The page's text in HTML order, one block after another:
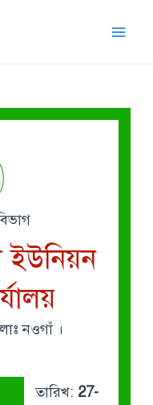
ইউনিয়ন
নওগাঁ ।
তারিখ: 27-